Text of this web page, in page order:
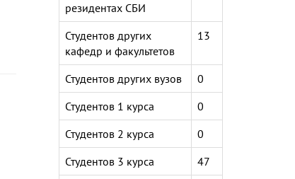
резидентах СБИ
Студентов других
кафедр и факультетов
13
Студентов других вузов
0
Студентов 1 курса
0
Студентов 2 курса
0
Студентов 3 курса
47